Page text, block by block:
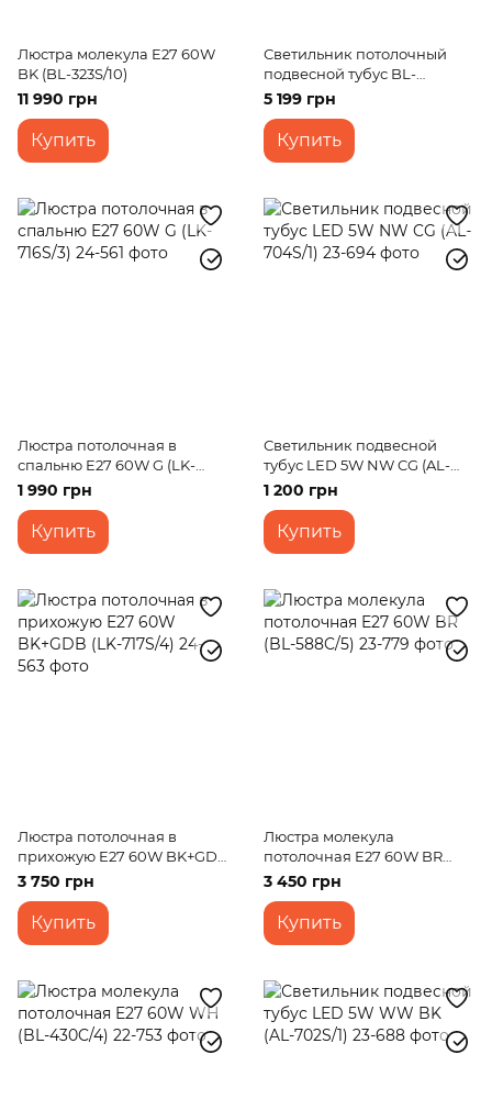
Люстра молекула E27 60W
BK (BL-323S/10)
11 990 грн
Купить
Светильник потолочный
подвесной тубус BL-
464S/3*10W WH LED
5 199 грн
Купить
Люстра потолочная в
спальню E27 60W G (LK-
716S/3)
1 990 грн
Купить
Светильник подвесной
тубус LED 5W NW CG (AL-
704S/1)
1 200 грн
Купить
Люстра потолочная в
прихожую E27 60W BK+GDB
(LK-717S/4)
3 750 грн
Купить
Люстра молекула
потолочная E27 60W BR
(BL-588C/5)
3 450 грн
Купить